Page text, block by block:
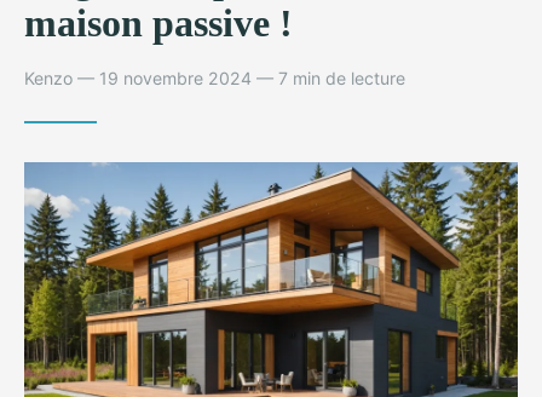
maison passive !
Kenzo — 19 novembre 2024 — 7 min de lecture